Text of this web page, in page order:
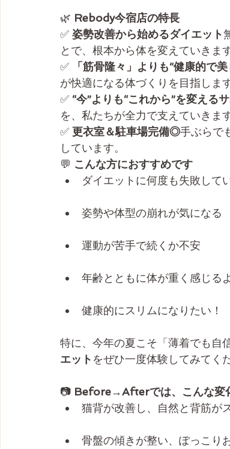
🌿 Rebody今宿店の特長
✅ 姿勢改善から始めるダイエット
とで、根本から体を変えていきます
✅
「筋骨隆々」よりも“健康的で
が快適になる体づくりを目指します
✅ “今”よりも“これから”を変える
を、私たちが全力で支えていきます
✅ 更衣室＆駐車場完備◎手ぶらで
しています。
💬 こんな方におすすめです
ダイエットに何度も失敗して
姿勢や体型の崩れが気になる
運動が苦手で続くか不安
年齢とともに体が重く感じる
健康的にスリムになりたい！
特に、今年の夏こそ「薄着でも自
エット をぜひ一度体験してみてく
📷 Before→Afterでは、こんな変
猫背が改善し、自然と背筋が
骨盤の傾きが整い、ぽっこり